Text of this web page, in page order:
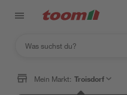
Mein Markt: Troisdorf